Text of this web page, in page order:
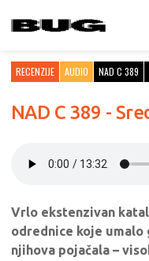
RECENZIJE AUDIO NAD C 389
NAD C 389 -
Vrlo ekstenzivan
odrednice koje
njihova pojačala –